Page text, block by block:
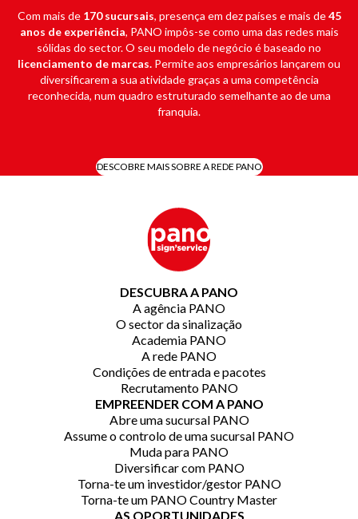
Com mais de 170 sucursais, presença em dez países e mais de45
anos de experiência, PANO impôs-se como uma das redes mais
sólidas do sector. O seu modelo de negócio é baseado no
licenciamento de marcas. Permite aos empresários lançarem ou
diversificarem a sua atividade graças a uma competência
reconhecida, num quadro estruturado semelhante ao de uma
franquia.
DESCOBRE MAIS SOBRE A REDE PANO
DESCUBRA A PANO
A agência PANO
O sector da sinalização
Academia PANO
A rede PANO
Condições de entrada e pacotes
Recrutamento PANO
EMPREENDER COM A PANO
Abre uma sucursal PANO
Assume o controlo de uma sucursal PANO
Muda para PANO
Diversificar com PANO
Torna-te um investidor/gestor PANO
Torna-te um PANO Country Master
AS OPORTUNIDADES